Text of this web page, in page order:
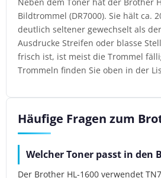
Neben dem Toner hat der Brother
Bildtrommel (DR7000). Sie hält ca.
deutlich seltener gewechselt als
Ausdrucke Streifen oder blasse
frisch ist, ist meist die Trommel
Trommeln finden Sie oben in der
Häufige Fragen zum
Welcher Toner passt in den
Der Brother HL-1600 verwendet